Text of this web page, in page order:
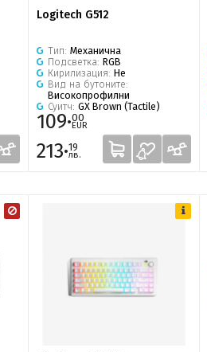
Logitech G512
Тип: Механична
Подсветка: RGB
Кирилизация: Не
Вид на бутоните:
Високопрофилни
Суитч: GX Brown (Tactile)
109·00
EUR
213·19
лв.